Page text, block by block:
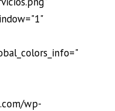
wp-